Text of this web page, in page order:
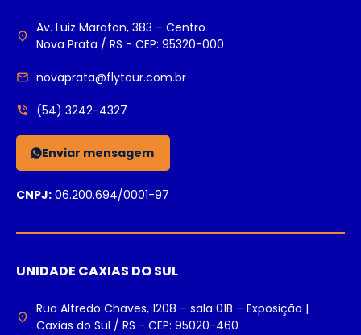
Av. Luiz Marafon, 383 – Centro
Nova Prata / RS - CEP: 95320-000
novaprata@flytour.com.br
(54) 3242-4327
Enviar mensagem
CNPJ: 06.200.694/0001-97
UNIDADE CAXIAS DO SUL
Rua Alfredo Chaves, 1208 – sala 01B – Exposição |
Caxias do Sul / RS - CEP: 95020-460